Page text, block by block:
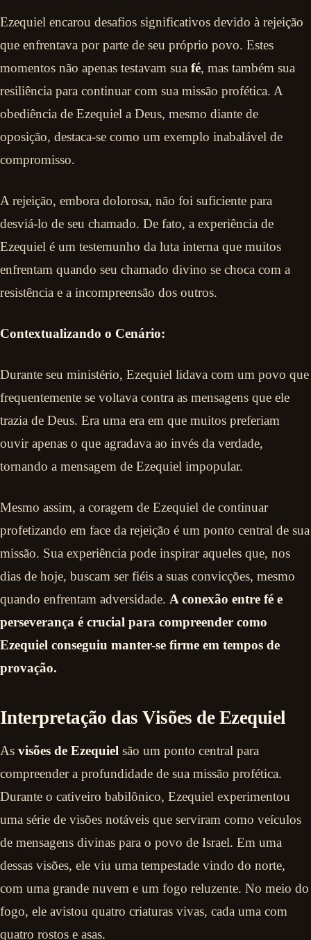
Ezequiel encarou desafios significativos devido à rejeição
que enfrentava por parte de seu próprio povo. Estes
momentos não apenas testavam sua fé, mas também sua
resiliência para continuar com sua missão profética. A
obediência de Ezequiel a Deus, mesmo diante de
oposição, destaca-se como um exemplo inabalável de
compromisso.
A rejeição, embora dolorosa, não foi suficiente para
desviá-lo de seu chamado. De fato, a experiência de
Ezequiel é um testemunho da luta interna que muitos
enfrentam quando seu chamado divino se choca com a
resistência e a incompreensão dos outros.
Contextualizando o Cenário:
Durante seu ministério, Ezequiel lidava com um povo que
frequentemente se voltava contra as mensagens que ele
trazia de Deus. Era uma era em que muitos preferiam
ouvir apenas o que agradava ao invés da verdade,
tornando a mensagem de Ezequiel impopular.
Mesmo assim, a coragem de Ezequiel de continuar
profetizando em face da rejeição é um ponto central de sua
missão. Sua experiência pode inspirar aqueles que, nos
dias de hoje, buscam ser fiéis a suas convicções, mesmo
quando enfrentam adversidade. A conexão entre fé e
perseverança é crucial para compreender como
Ezequiel conseguiu manter-se firme em tempos de
provação.
Interpretação das Visões de Ezequiel
As visões de Ezequiel são um ponto central para
compreender a profundidade de sua missão profética.
Durante o cativeiro babilônico, Ezequiel experimentou
uma série de visões notáveis que serviram como veículos
de mensagens divinas para o povo de Israel. Em uma
dessas visões, ele viu uma tempestade vindo do norte,
com uma grande nuvem e um fogo reluzente. No meio do
fogo, ele avistou quatro criaturas vivas, cada uma com
quatro rostos e asas.